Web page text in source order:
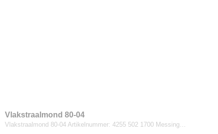
Vlakstraalmond 80-04
Vlakstraalmond 80-04 Artikelnummer: 4255 502 1700 Messing…